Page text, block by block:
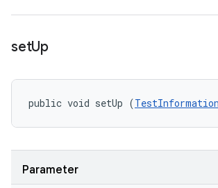
setUp
public void setUp (TestInformation
Parameter